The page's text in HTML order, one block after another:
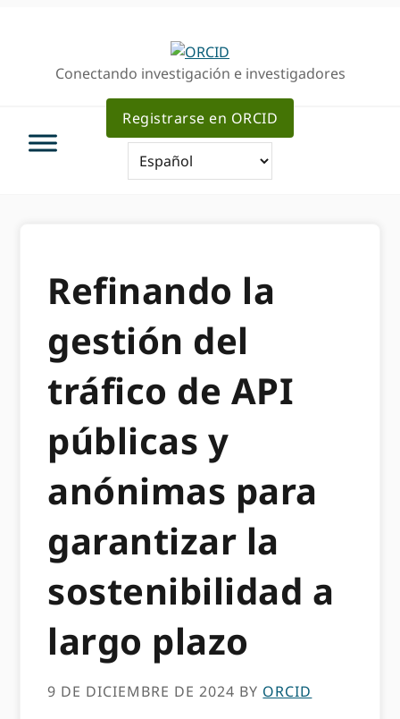
navegación
principalConectando investigación e investigadores
Registrarse en ORCID
Refinando la
gestión del
tráfico de API
públicas y
anónimas para
garantizar la
sostenibilidad a
largo plazo
9 DE DICIEMBRE DE 2024 BY ORCID